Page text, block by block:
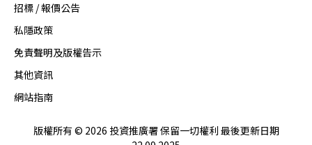
招標 / 報價公告
私隱政策
免責聲明及版權告示
其他資訊
網站指南
版權所有 © 2026 投資推廣署 保留一切權利 最後更新日期